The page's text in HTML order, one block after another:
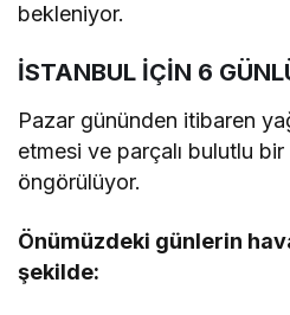
bekleniyor.
İSTANBUL İÇİN 6
Pazar gününden itibaren
etmesi ve parçalı bulutlu bir
öngörülüyor.
Önümüzdeki günlerin
şekilde: